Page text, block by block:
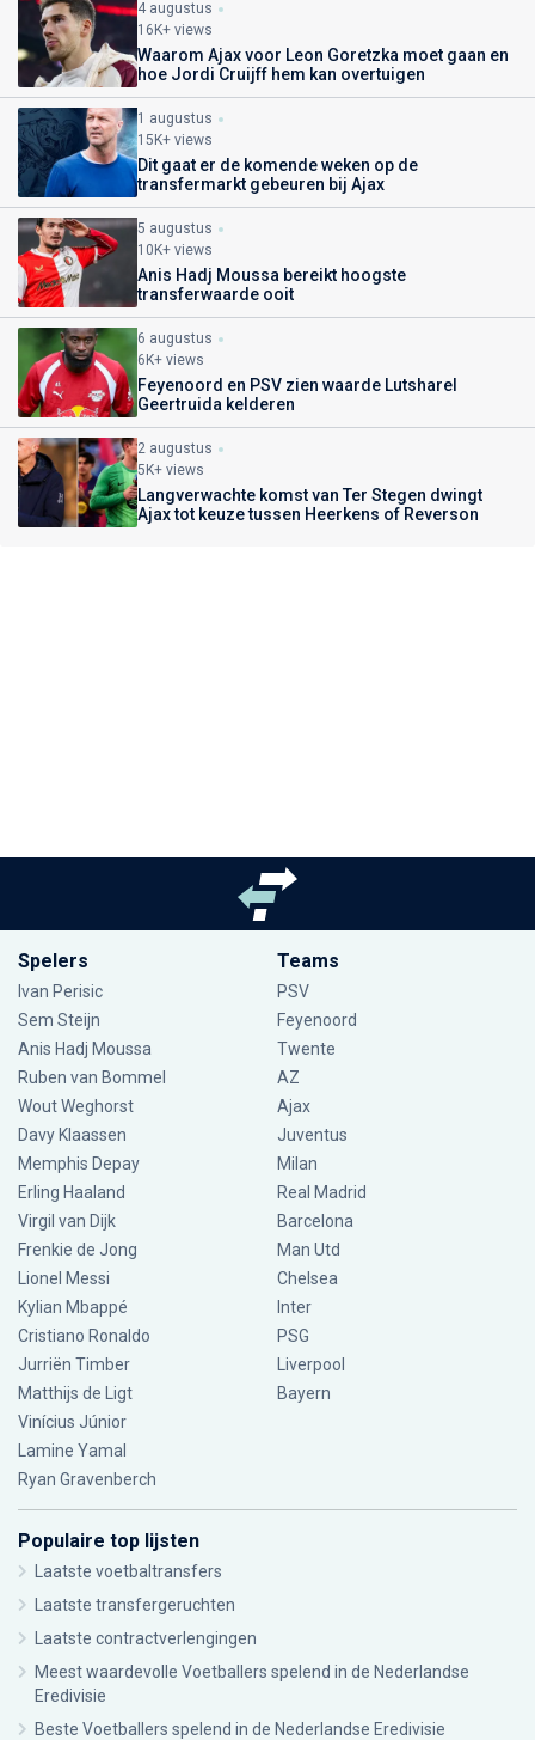
4 augustus
16K+ views
Waarom Ajax voor Leon Goretzka moet gaan en
hoe Jordi Cruijff hem kan overtuigen
1 augustus
15K+ views
Dit gaat er de komende weken op de
transfermarkt gebeuren bij Ajax
5 augustus
10K+ views
Anis Hadj Moussa bereikt hoogste
transferwaarde ooit
6 augustus
6K+ views
Feyenoord en PSV zien waarde Lutsharel
Geertruida kelderen
2 augustus
5K+ views
Langverwachte komst van Ter Stegen dwingt
Ajax tot keuze tussen Heerkens of Reverson
Spelers
Ivan Perisic
Sem Steijn
Anis Hadj Moussa
Ruben van Bommel
Wout Weghorst
Davy Klaassen
Memphis Depay
Erling Haaland
Virgil van Dijk
Frenkie de Jong
Lionel Messi
Kylian Mbappé
Cristiano Ronaldo
Jurriën Timber
Matthijs de Ligt
Vinícius Júnior
Lamine Yamal
Ryan Gravenberch
Teams
PSV
Feyenoord
Twente
AZ
Ajax
Juventus
Milan
Real Madrid
Barcelona
Man Utd
Chelsea
Inter
PSG
Liverpool
Bayern
Populaire top lijsten
Laatste voetbaltransfers
Laatste transfergeruchten
Laatste contractverlengingen
Meest waardevolle Voetballers spelend in de Nederlandse
Eredivisie
Beste Voetballers spelend in de Nederlandse Eredivisie